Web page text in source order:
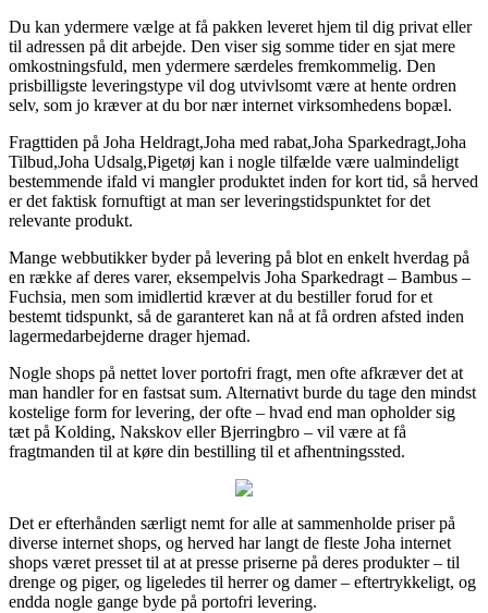
Du kan ydermere vælge at få pakken leveret hjem til dig privat eller
til adressen på dit arbejde. Den viser sig somme tider en sjat mere
omkostningsfuld, men ydermere særdeles fremkommelig. Den
prisbilligste leveringstype vil dog utvivlsomt være at hente ordren
selv, som jo kræver at du bor nær internet virksomhedens bopæl.
Fragttiden på Joha Heldragt,Joha med rabat,Joha Sparkedragt,Joha
Tilbud,Joha Udsalg,Pigetøj kan i nogle tilfælde være ualmindeligt
bestemmende ifald vi mangler produktet inden for kort tid, så herved
er det faktisk fornuftigt at man ser leveringstidspunktet for det
relevante produkt.
Mange webbutikker byder på levering på blot en enkelt hverdag på
en række af deres varer, eksempelvis Joha Sparkedragt – Bambus –
Fuchsia, men som imidlertid kræver at du bestiller forud for et
bestemt tidspunkt, så de garanteret kan nå at få ordren afsted inden
lagermedarbejderne drager hjemad.
Nogle shops på nettet lover portofri fragt, men ofte afkræver det at
man handler for en fastsat sum. Alternativt burde du tage den mindst
kostelige form for levering, der ofte – hvad end man opholder sig
tæt på Kolding, Nakskov eller Bjerringbro – vil være at få
fragtmanden til at køre din bestilling til et afhentningssted.
Det er efterhånden særligt nemt for alle at sammenholde priser på
diverse internet shops, og herved har langt de fleste Joha internet
shops været presset til at at presse priserne på deres produkter – til
drenge og piger, og ligeledes til herrer og damer – eftertrykkeligt, og
endda nogle gange byde på portofri levering.